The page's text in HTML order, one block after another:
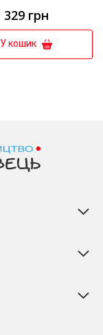
329 грн
У кошик